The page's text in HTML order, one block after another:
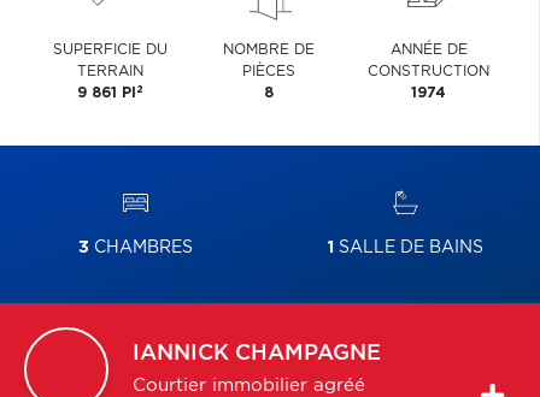
SUPERFICIE DU
TERRAIN
9 861 PI 2
NOMBRE DE
PIÈCES
8
ANNÉE DE
CONSTRUCTION
1974
3 CHAMBRES 1 SALLE DE BAINS
IANNICK CHAMPAGNE
Courtier immobilier agréé